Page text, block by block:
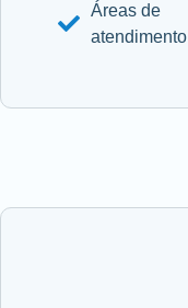
Áreas de
atendimento